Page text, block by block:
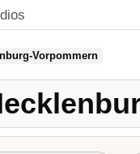
Vorpommern